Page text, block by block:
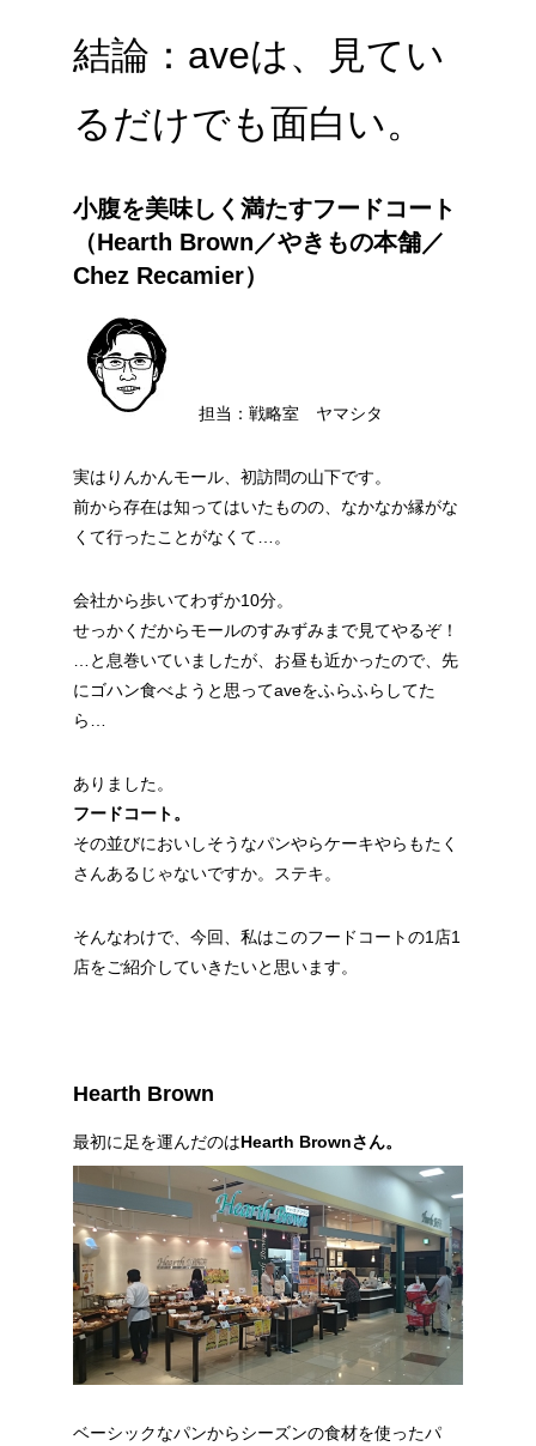
結論：aveは、見てい
るだけでも面白い。
小腹を美味しく満たすフードコート
（Hearth Brown／やきもの本舗／
Chez Recamier）
担当：戦略室 ヤマシタ
実はりんかんモール、初訪問の山下です。
前から存在は知ってはいたものの、なかなか縁がな
くて行ったことがなくて…。
会社から歩いてわずか10分。
せっかくだからモールのすみずみまで見てやるぞ！
…と息巻いていましたが、お昼も近かったので、先
にゴハン食べようと思ってaveをふらふらしてた
ら…
ありました。
フードコート。
その並びにおいしそうなパンやらケーキやらもたく
さんあるじゃないですか。ステキ。
そんなわけで、今回、私はこのフードコートの1店1
店をご紹介していきたいと思います。
Hearth Brown
最初に足を運んだのはHearth Brownさん。
ベーシックなパンからシーズンの食材を使ったパ